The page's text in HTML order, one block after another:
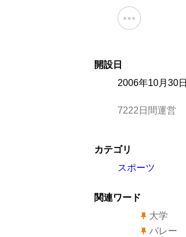
開設日
2006年10月30日
7222日間運営
カテゴリ
スポーツ
関連ワード
大学
バレー